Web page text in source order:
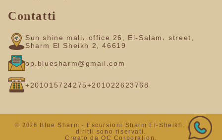
Contatti
Sun shine mall، office 26, El-Salam، street,
Sharm El Sheikh 2, 46619
op.bluesharm@gmail.com
+201015724275+201022623768
© 2026 Blue Sharm - Escursioni Sharm El-Sheikh. Tutti i
diritti sono riservati.
Creato da OC Corporation .